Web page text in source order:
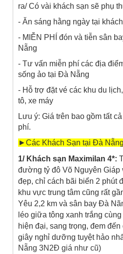
ra/ Có vài khách sạn sẽ phụ
-Ăn sáng hằng ngày tại
- MIỄN PHÍ đón và tiễn sân
Nẵng
-Tư vấn miễn phí các địa
sống ảo tại Đà Nẵng
- Hỗ trợ đặt vé các khu du
tô, xe máy
Lưu ý: Giá trên bao gồm tất
phí.
►Các Khách Sạn tại Đà
1/ Khách sạn Maximilan 4*:
đường tỷ đô Võ Nguyên
đẹp, chỉ cách bãi biển 2 phút
khu vực trung tâm cũng rất
Yêu 2,2 km và sân bay Đà
léo giữa tông xanh trắng
hiện đại, sang trọng, đem
giây nghỉ dưỡng tuyệt hảo
Nẵng 3N2Đ giá như cũ)